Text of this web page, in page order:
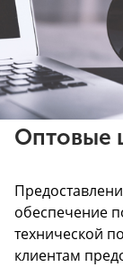
Оптовые
обеспечение
технической
клиентам